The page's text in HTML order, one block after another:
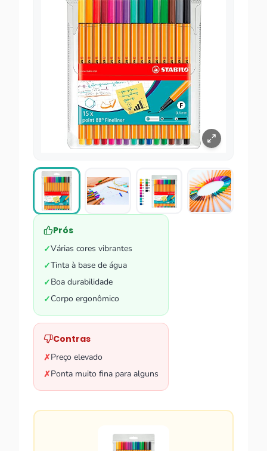
Prós
✓Várias cores vibrantes
✓Tinta à base de água
✓Boa durabilidade
✓Corpo ergonômico
Contras
✗Preço elevado
✗Ponta muito fina para alguns